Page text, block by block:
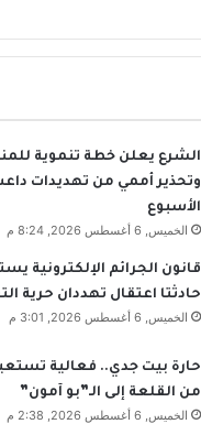
الشرع يعلن خطة تنموية
وتحذير أممي من تهديدات
الأسبوع
الخميس, 6 أغسطس 2026, 8:24 م
قانون الجرائم الإلكترونية
حادثتا اعتقال تهددان حرية
الخميس, 6 أغسطس 2026, 3:01 م
حارة بيت جدي.. فعالية
من القلعة إلى الـ”بو آمون”
الخميس, 6 أغسطس 2026, 2:38 م